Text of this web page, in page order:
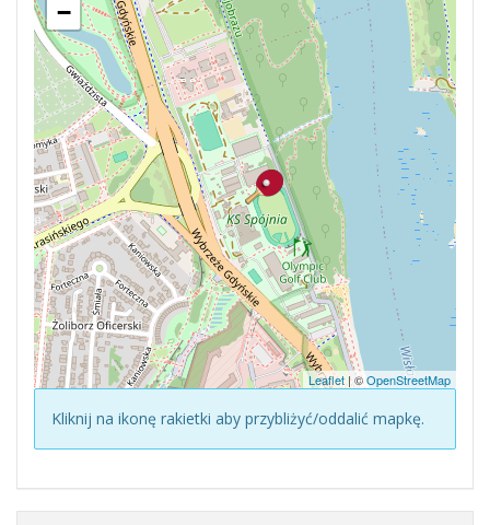
−
Leaflet | ©OpenStreetMap
Kliknij na ikonę rakietki aby przybliżyć/oddalić mapkę.